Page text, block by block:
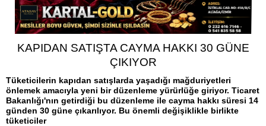
KAPIDAN SATIŞTA CAYMA HAKKI 30 GÜNE
ÇIKIYOR
Tüketicilerin kapıdan satışlarda yaşadığı mağduriyetleri
önlemek amacıyla yeni bir düzenleme yürürlüğe giriyor. Ticaret
Bakanlığı'nın getirdiği bu düzenleme ile cayma hakkı süresi 14
günden 30 güne çıkarılıyor. Bu önemli değişiklikle birlikte
tüketiciler